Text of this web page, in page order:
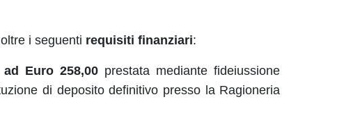
i seguenti requisiti finanziari:
Euro 258,00 prestata mediante fideiussione
di deposito definitivo presso la Ragioneria